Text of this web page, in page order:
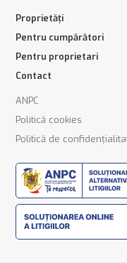
Proprietăți
Pentru cumpărători
Pentru proprietari
Contact
ANPC
Politică cookies
Politică de